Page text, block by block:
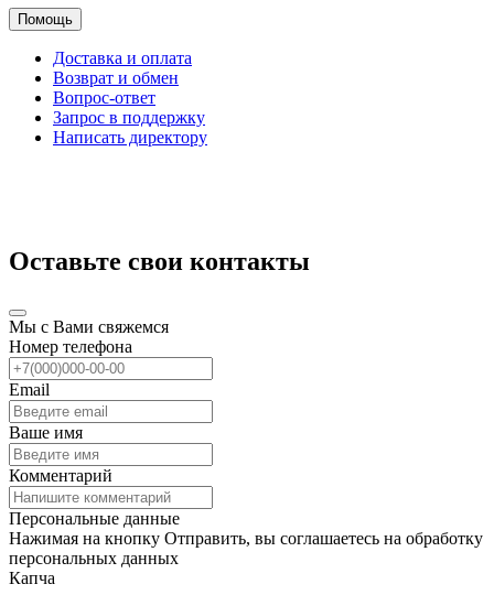
Помощь
Доставка и оплата
Возврат и обмен
Вопрос-ответ
Запрос в поддержку
Написать директору
Оставьте свои контакты
Мы с Вами свяжемся
Номер телефона
Email
Ваше имя
Комментарий
Персональные данные
Нажимая на кнопку Отправить, вы соглашаетесь на обработку
персональных данных
Капча